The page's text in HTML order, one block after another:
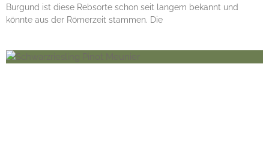
Burgund ist diese Rebsorte schon seit langem bekannt und
könnte aus der Römerzeit stammen. Die